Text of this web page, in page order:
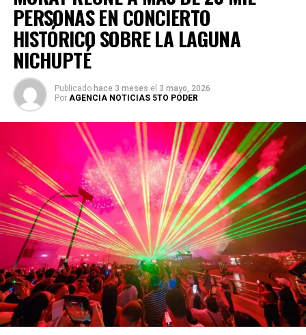
La gira mundial 2026‑2027 contempla más de 70
presentaciones en Asia, América y Europa. Tras su paso
por México, BTS continuará con conciertos programados
PERSONAS EN CONCIERTO
HISTÓRICO SOBRE LA LAGUNA
NICHUPTÉ
Publicado hace 3 meses el 3 mayo, 2026
Por AGENCIA NOTICIAS 5TO PODER